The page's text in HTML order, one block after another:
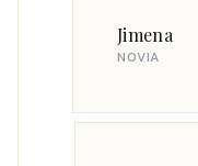
Jimena
NOVIA